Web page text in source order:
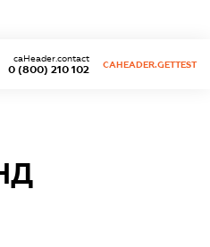
0 (800) 210 102
caHeader.contact
CAHEADER.GETTEST